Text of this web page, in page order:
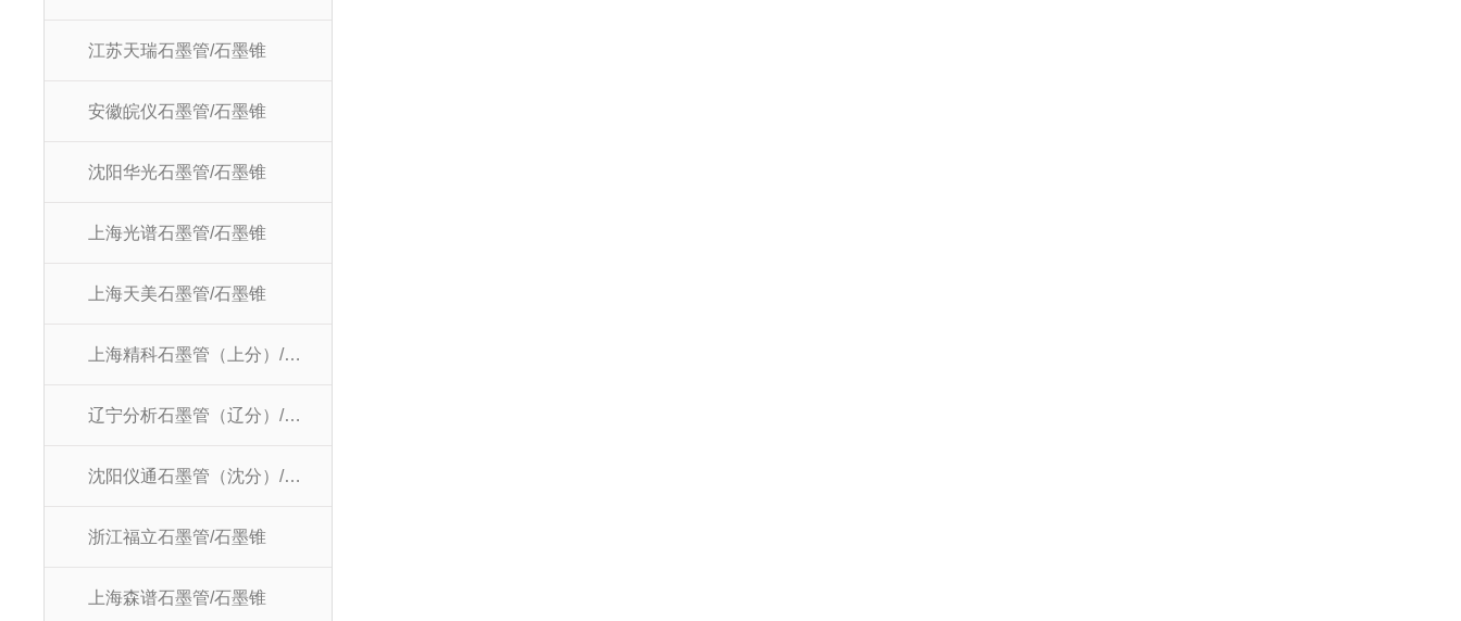
江苏天瑞石墨管/石墨锥
安徽皖仪石墨管/石墨锥
沈阳华光石墨管/石墨锥
上海光谱石墨管/石墨锥
上海天美石墨管/石墨锥
上海精科石墨管（上分）/石墨锥
辽宁分析石墨管（辽分）/石墨锥
沈阳仪通石墨管（沈分）/石墨锥
浙江福立石墨管/石墨锥
上海森谱石墨管/石墨锥